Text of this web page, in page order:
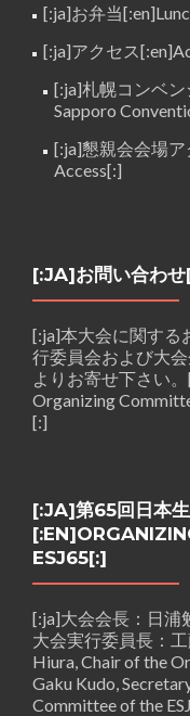
[:ja]お弁当
[:ja]アクセス
[:ja]札幌コンベ
Sapporo
[:ja]懇親会会場ア
Access[:]
[:JA]お問い合わ
[:ja]本大会に関する
行委員会および大
よりお寄せ下さい
Organizing
[:]
[:JA]第65回日本
ESJ65[:]
[:ja]大会会長：日浦
大会実行委員長：
Hiura, Chair of the
Gaku Kudo,
Committee of the